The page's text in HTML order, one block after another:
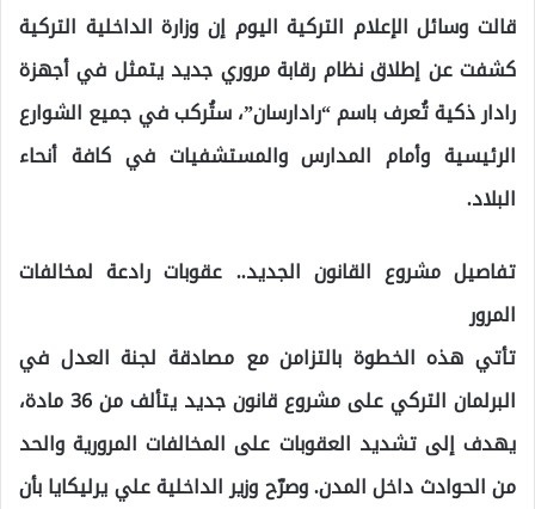
قالت وسائل الإعلام التركية اليوم إن وزارة الداخلية التركية
كشفت عن إطلاق نظام رقابة مروري جديد يتمثل في أجهزة
رادار ذكية تُعرف باسم “رادارسان”، ستُركب في جميع الشوارع
الرئيسية وأمام المدارس والمستشفيات في كافة أنحاء
البلاد.
تفاصيل مشروع القانون الجديد.. عقوبات رادعة لمخالفات
المرور
تأتي هذه الخطوة بالتزامن مع مصادقة لجنة العدل في
البرلمان التركي على مشروع قانون جديد يتألف من 36 مادة،
يهدف إلى تشديد العقوبات على المخالفات المرورية والحد
من الحوادث داخل المدن. وصرّح وزير الداخلية علي يرليكايا بأن